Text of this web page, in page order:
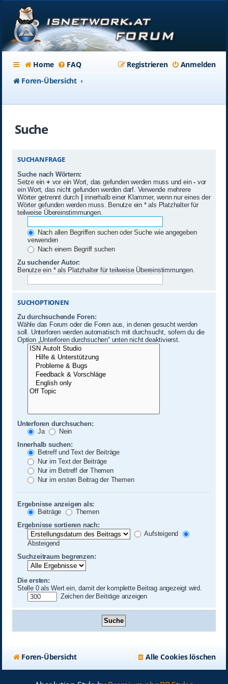
Home FAQ Anmelden
Registrieren
Foren-Übersicht
Suche
SUCHANFRAGE
Suche nach Wörtern:
Setze ein + vor ein Wort, das gefunden werden muss und ein-vor
ein Wort, das nicht gefunden werden darf. Verwende mehrere
Wörter getrennt durch | innerhalb einer Klammer, wenn nur eines der
Wörter gefunden werden muss. Benutze ein * als Platzhalter für
teilweise Übereinstimmungen.
Nach allen Begriffen suchen oder Suche wie angegeben
verwenden
Nach einem Begriff suchen
Zu suchender Autor:
Benutze ein * als Platzhalter für teilweise Übereinstimmungen.
SUCHOPTIONEN
Zu durchsuchende Foren:
Wähle das Forum oder die Foren aus, in denen gesucht werden
soll. Unterforen werden automatisch mit durchsucht, sofern du die
Option „Unterforen durchsuchen“ unten nicht deaktivierst.
Unterforen durchsuchen:
Ja
Nein
Innerhalb suchen:
Betreff und Text der Beiträge
Nur im Text der Beiträge
Nur im Betreff der Themen
Nur im ersten Beitrag der Themen
Ergebnisse anzeigen als:
Beiträge
Themen
Ergebnisse sortieren nach:
Aufsteigend
Absteigend
Suchzeitraum begrenzen:
Die ersten:
Stelle 0 als Wert ein, damit der komplette Beitrag angezeigt wird.
Zeichen der Beiträge anzeigen
Foren-Übersicht Alle Cookies löschen